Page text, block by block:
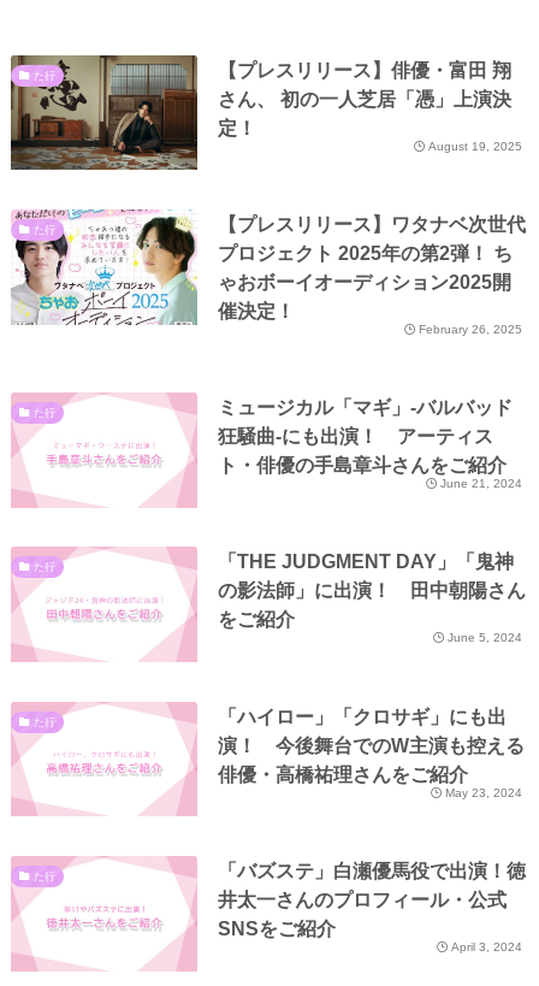
た行
【プレスリリース】俳優・富田 翔
さん、 初の一人芝居「憑」上演決
定！
August 19, 2025
た行
【プレスリリース】ワタナベ次世代
プロジェクト 2025年の第2弾！ ち
ゃおボーイオーディション2025開
催決定！
February 26, 2025
た行
ミュージカル「マギ」-バルバッド
狂騒曲-にも出演！ アーティス
ト・俳優の手島章斗さんをご紹介
June 21, 2024
た行
「THE JUDGMENT DAY」「鬼神
の影法師」に出演！ 田中朝陽さん
をご紹介
June 5, 2024
た行
「ハイロー」「クロサギ」にも出
演！ 今後舞台でのW主演も控える
俳優・高橋祐理さんをご紹介
May 23, 2024
た行
「バズステ」白瀬優馬役で出演！徳
井太一さんのプロフィール・公式
SNSをご紹介
April 3, 2024